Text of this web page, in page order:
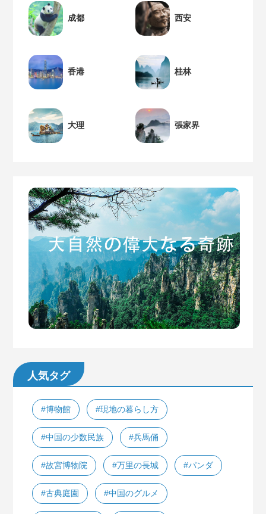
成都 西安
香港 桂林
大理 張家界
人気タグ
#博物館 #現地の暮らし方
#中国の少数民族 #兵馬俑
#故宮博物院 #万里の長城 #パンダ
#古典庭園 #中国のグルメ